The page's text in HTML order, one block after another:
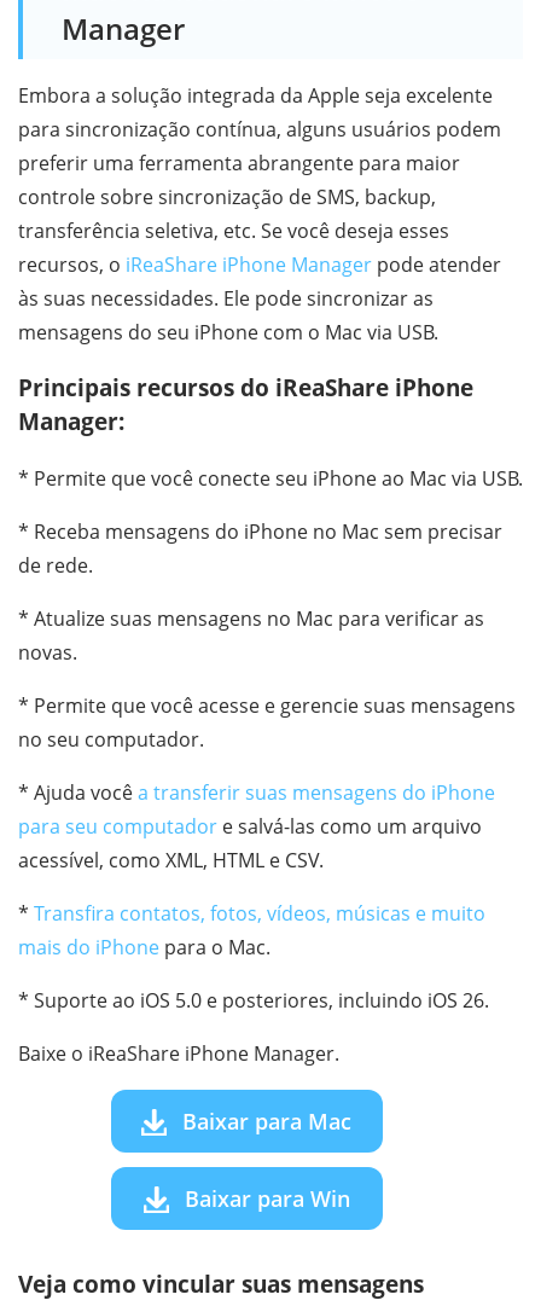
Manager
Embora a solução integrada da Apple seja excelente
para sincronização contínua, alguns usuários podem
preferir uma ferramenta abrangente para maior
controle sobre sincronização de SMS, backup,
transferência seletiva, etc. Se você deseja esses
recursos, o iReaShare iPhone Manager pode atender
às suas necessidades. Ele pode sincronizar as
mensagens do seu iPhone com o Mac via USB.
Principais recursos do iReaShare iPhone
Manager:
* Permite que você conecte seu iPhone ao Mac via USB.
* Receba mensagens do iPhone no Mac sem precisar
de rede.
* Atualize suas mensagens no Mac para verificar as
novas.
* Permite que você acesse e gerencie suas mensagens
no seu computador.
* Ajuda vocêa transferir suas mensagens do iPhone
para seu computador e salvá-las como um arquivo
acessível, como XML, HTML e CSV.
* Transfira contatos, fotos, vídeos, músicas e muito
mais do iPhone para o Mac.
* Suporte ao iOS 5.0 e posteriores, incluindo iOS 26.
Baixe o iReaShare iPhone Manager.
Baixar para Mac
Baixar para Win
Veja como vincular suas mensagens